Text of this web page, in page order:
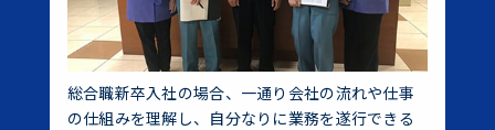
総合職新卒入社の場合、一通り会社の流れや仕事
の仕組みを理解し、自分なりに業務を遂行できる